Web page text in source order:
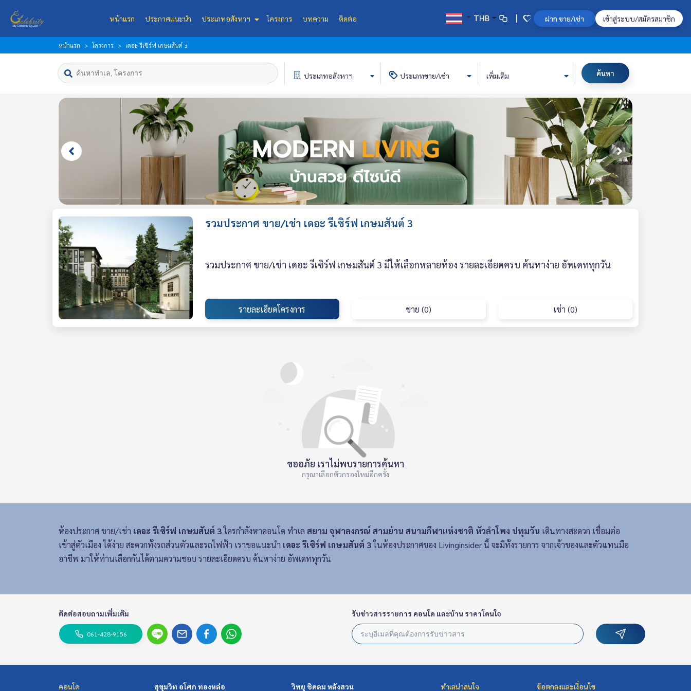
หน้าแรก ประกาศแนะนำ ประเภทอสังหาฯ โครงการ บทความ ติดต่อ THB ฝาก ขาย/เช่า เข้าสู่ระบบ/สมัครสมาชิก
หน้าแรก โครงการ เดอะ รีเซิร์ฟ เกษมสันต์ 3
ประเภทอสังหาฯ ประเภทขาย/เช่า เพิ่มเติม ค้นหา
รวมประกาศ ขาย/เช่า เดอะ รีเซิร์ฟ เกษมสันต์ 3
รวมประกาศ ขาย/เช่า เดอะ รีเซิร์ฟ เกษมสันต์ 3 มีให้เลือกหลายห้อง รายละเอียดครบ ค้นหาง่าย อัพเดททุกวัน
รายละเอียดโครงการ ขาย (0) เช่า (0)
ขออภัย เราไม่พบรายการค้นหา
กรุณาเลือกตัวกรองใหม่อีกครั้ง
ห้องประกาศ ขาย/เช่า เดอะ รีเซิร์ฟ เกษมสันต์ 3ใครกำลังหาคอนโด ทำเล สยาม จุฬาลงกรณ์ สามย่าน สนามกีฬาแห่งชาติ หัวลำโพง ปทุมวัน เดินทางสะดวก เชื่อมต่อ
เข้าสู่ตัวเมือง ได้ง่าย สะดวกทั้งรถส่วนตัวและรถไฟฟ้า เราขอแนะนำ เดอะ รีเซิร์ฟ เกษมสันต์ 3ในห้องประกาศของ Livinginsider นี้ จะมีทั้งรายการ จากเจ้าของและตัวแทนมือ
อาชีพ มาให้ท่านเลือกกันได้ตามความชอบ รายละเอียดครบ ค้นหาง่าย อัพเดททุกวัน
ติดต่อสอบถามเพิ่มเติม
061-428-9156
รับข่าวสารรายการ คอนโด และบ้าน ราคาโดนใจ
คอนโด สุขุมวิท อโศก ทองหล่อ วิทยุ ชิดลม หลังสวน ทำเลน่าสนใจ ข้อตกลงและเงื่อนไข